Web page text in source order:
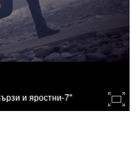
и яростни-7"